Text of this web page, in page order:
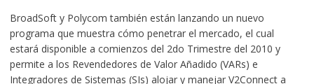
BroadSoft y Polycom también están lanzando un nuevo
programa que muestra cómo penetrar el mercado, el cual
estará disponible a comienzos del 2do Trimestre del 2010 y
permite a los Revendedores de Valor Añadido (VARs) e
Integradores de Sistemas (SIs) alojar y manejar V2Connect a